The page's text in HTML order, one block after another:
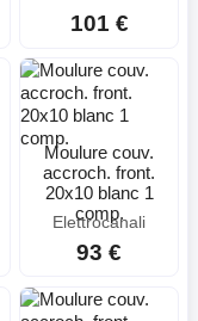
101 €
Moulure couv.
accroch. front.
20x10 blanc 1
comp.
Elettrocanali
93 €